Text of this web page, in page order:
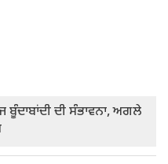
ਦੀ ਸੰਭਾਵਨਾ, ਅਗਲੇ